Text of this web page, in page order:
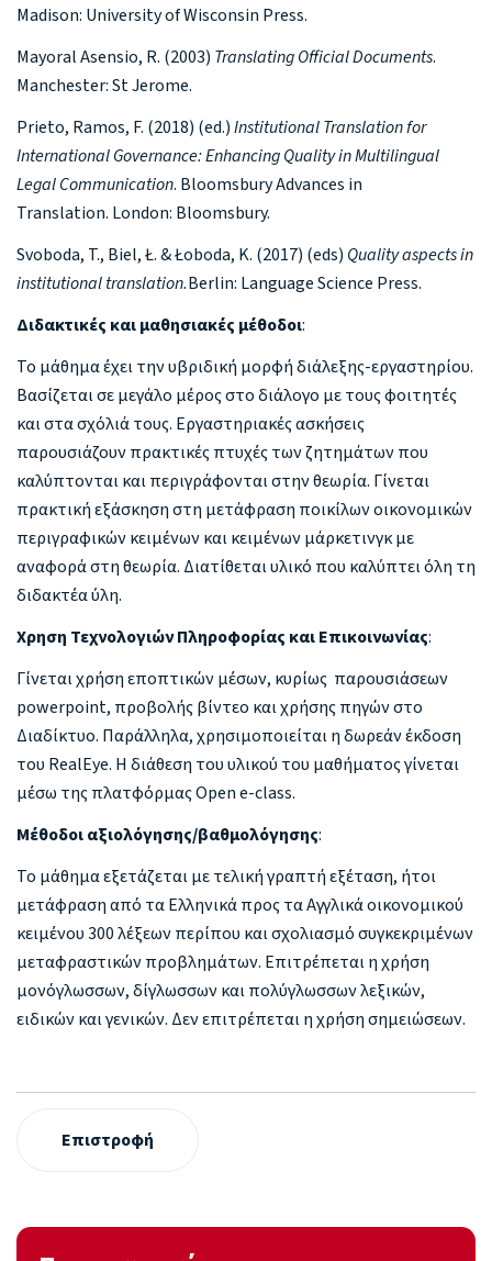
Madison: University of Wisconsin Press.
Mayoral Asensio, R. (2003) Translating Official Documents.
Manchester: St Jerome.
Prieto, Ramos, F. (2018) (ed.)Institutional Translation for
International Governance: Enhancing Quality in Multilingual
Legal Communication. Bloomsbury Advances in
Translation. London: Bloomsbury.
Svoboda, T., Biel, Ł. & Łoboda, K. (2017) (eds) Quality aspects in
institutional translation.Berlin: Language Science Press.
Διδακτικές και μαθησιακές μέθοδοι:
To μάθημα έχει την υβριδική μορφή διάλεξης-εργαστηρίου.
Βασίζεται σε μεγάλο μέρος στο διάλογο με τους φοιτητές
και στα σχόλιά τους. Εργαστηριακές ασκήσεις
παρουσιάζουν πρακτικές πτυχές των ζητημάτων που
καλύπτονται και περιγράφονται στην θεωρία. Γίνεται
πρακτική εξάσκηση στη μετάφραση ποικίλων οικονομικών
περιγραφικών κειμένων και κειμένων μάρκετινγκ με
αναφορά στη θεωρία. Διατίθεται υλικό που καλύπτει όλη τη
διδακτέα ύλη.
Χρηση Τεχνολογιών Πληροφορίας και Επικοινωνίας:
Γίνεται χρήση εποπτικών μέσων, κυρίως παρουσιάσεων
powerpoint, προβολής βίντεο και χρήσης πηγών στο
Διαδίκτυο. Παράλληλα, χρησιμοποιείται η δωρεάν έκδοση
του RealEye. Η διάθεση του υλικού του μαθήματος γίνεται
μέσω της πλατφόρμας Open e-class.
Μέθοδοι αξιολόγησης/βαθμολόγησης:
Το μάθημα εξετάζεται με τελική γραπτή εξέταση, ήτοι
μετάφραση από τα Ελληνικά προς τα Αγγλικά οικονομικού
κειμένου 300 λέξεων περίπου και σχολιασμό συγκεκριμένων
μεταφραστικών προβλημάτων. Επιτρέπεται η χρήση
μονόγλωσσων, δίγλωσσων και πολύγλωσσων λεξικών,
ειδικών και γενικών. Δεν επιτρέπεται η χρήση σημειώσεων.
Επιστροφή